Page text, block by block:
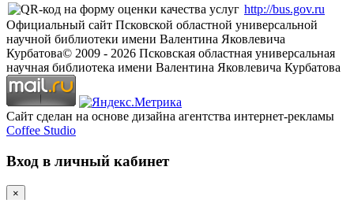
http://bus.gov.ru
Официальный сайт Псковской областной универсальной
научной библиотеки имени Валентина Яковлевича
Курбатова© 2009 - 2026 Псковская областная универсальная
научная библиотека имени Валентина Яковлевича Курбатова
Сайт сделан на основе дизайна агентства интернет-рекламы
Coffee Studio
Вход в личный кабинет
×